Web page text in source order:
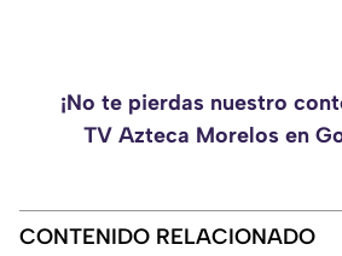
¡No te pierdas nuestro
TV Azteca Morelos en
CONTENIDO RELACIONADO